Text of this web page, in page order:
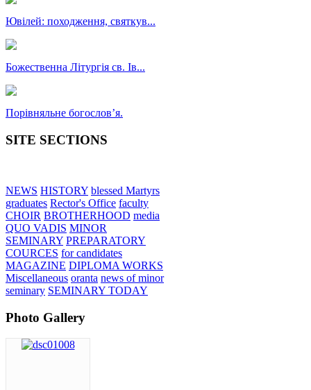
Ювілей: походження, святкув...
Божественна Літургія св. Ів...
Порівняльне богословʼя.
SITE SECTIONS
NEWS HISTORY blessed Martyrs
graduates Rector's Office faculty
CHOIR BROTHERHOOD media
QUO VADIS MINOR
SEMINARY PREPARATORY
COURCES for candidates
MAGAZINE DIPLOMA WORKS
Miscellaneous oranta news of minor
seminary SEMINARY TODAY
Photo Gallery